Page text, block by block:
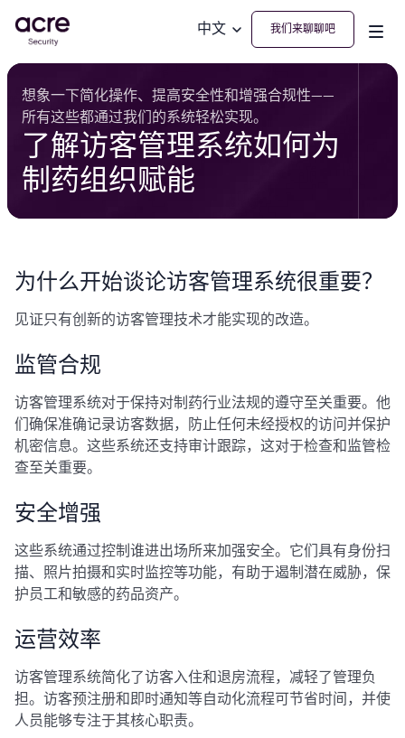
中文 我们来聊聊吧
了解访客管理系统如何为
制药组织赋能
想象一下简化操作、提高安全性和增强合规性——
所有这些都通过我们的系统轻松实现。
为什么开始谈论访客管理系统很重要？
见证只有创新的访客管理技术才能实现的改造。
监管合规
访客管理系统对于保持对制药行业法规的遵守至关重要。他
们确保准确记录访客数据，防止任何未经授权的访问并保护
机密信息。这些系统还支持审计跟踪，这对于检查和监管检
查至关重要。
安全增强
这些系统通过控制谁进出场所来加强安全。它们具有身份扫
描、照片拍摄和实时监控等功能，有助于遏制潜在威胁，保
护员工和敏感的药品资产。
运营效率
访客管理系统简化了访客入住和退房流程，减轻了管理负
担。访客预注册和即时通知等自动化流程可节省时间，并使
人员能够专注于其核心职责。